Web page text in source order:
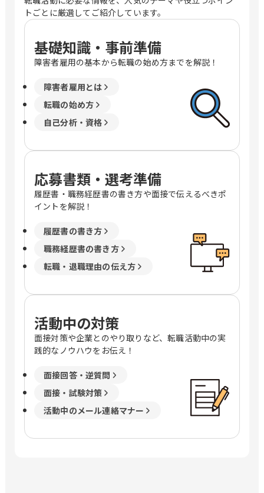
トごとに厳選してご紹介しています。
基礎知識・事前準備
障害者雇用の基本から転職の始め方までを解説！
障害者雇用とは
転職の始め方
自己分析・資格
応募書類・選考準備
履歴書・職務経歴書の書き方や面接で伝えるべきポ
イントを解説！
履歴書の書き方
職務経歴書の書き方
転職・退職理由の伝え方
活動中の対策
面接対策や企業とのやり取りなど、転職活動中の実
践的なノウハウをお伝え！
面接回答・逆質問
面接・試験対策
活動中のメール連絡マナー